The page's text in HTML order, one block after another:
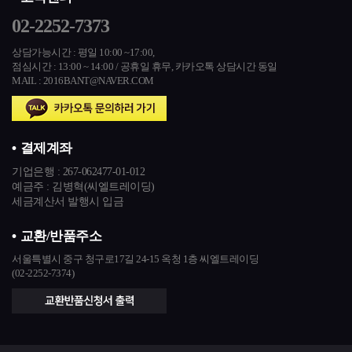
02-2252-7373
상담가능시간 : 평일 10:00 ~17:00,
점심시간 : 13:00 ~ 14:00 / 공휴일 휴무, 카카오톡 상담시간 동일
MAIL : 2016BANT@NAVER.COM
결제계좌
기업은행 : 267-062477-01-012
예금주 : 김병혁(씨엘트레이딩)
세금계산서 발행시 입금
교환/반품주소
서울특별시 중구 청구로17길 24-15 옥청 1층 씨엘트레이딩
(02-2252-7374)